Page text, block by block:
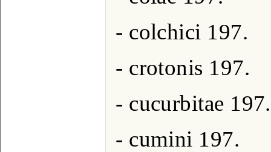
- colchici 197.
- crotonis 197.
- cucurbitae 197.
- cumini 197.